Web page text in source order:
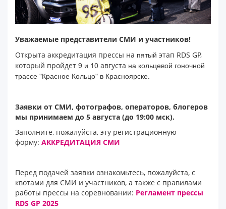
Уважаемые представители СМИ и участников!
Открыта аккредитация прессы на пятый этап RDS GP,
который пройдет 9 и 10 августа на кольцевой гоночной
трассе "Красное Кольцо" в Красноярске.
Заявки от СМИ, фотографов, операторов, блогеров
мы принимаем до 5 августа (до 19:00 мск).
Заполните, пожалуйста, эту регистрационную
форму: АККРЕДИТАЦИЯ СМИ
Перед подачей заявки ознакомьтесь, пожалуйста, с
квотами для СМИ и участников, а также с правилами
работы прессы на соревновании: Регламент прессы
RDS GP 2025